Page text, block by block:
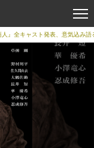
』全キャスト発表、意気込み語